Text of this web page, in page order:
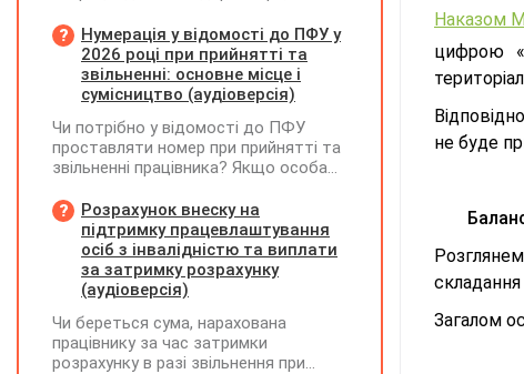
Наказом
цифрою
не буде
складання
Загалом
збереження заробітної плати під час
призупинення діяльності
підприємства?
Нумерація у відомості до ПФУ у
2026 році при прийнятті та
звільненні: основне місце і
сумісництво (аудіоверсія)
Чи потрібно у відомості до ПФУ
проставляти номер при прийнятті та
звільненні працівника? Якщо особа
місцем роботи та за сумісництвом,
чи рахується це як два роботодавці?
Розрахунок внеску на
підтримку працевлаштування
осіб з інвалідністю та виплати
за затримку розрахунку
(аудіоверсія)
Чи береться сума, нарахована
працівнику за час затримки
розрахунку в разі звільнення при